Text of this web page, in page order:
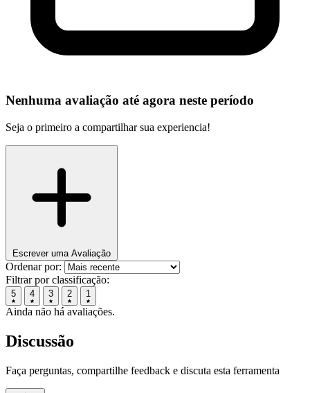
Nenhuma avaliação até agora neste período
Seja o primeiro a compartilhar sua experiencia!
Escrever uma Avaliação
Ordenar por:
Filtrar por classificação:
5 4 3 2 1
Ainda não há avaliações.
Discussão
Faça perguntas, compartilhe feedback e discuta esta ferramenta